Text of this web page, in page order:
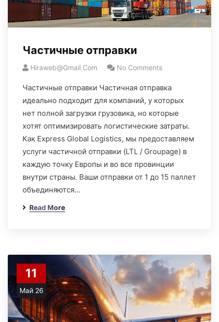
Частичные отправки
Hiraweb@gmail.com No Comments
Частичные отправки Частичная отправка
идеально подходит для компаний, у которых
нет полной загрузки грузовика, но которые
хотят оптимизировать логистические затраты.
Как Express Global Logistics, мы предоставляем
услуги частичной отправки (LTL / Groupage) в
каждую точку Европы и во все провинции
внутри страны. Ваши отправки от 1 до 15 паллет
объединяются…
Read More
11
Май 26